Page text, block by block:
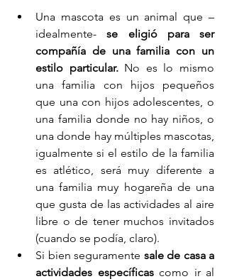
Una mascota es un animal que –
idealmente- se eligió para ser
compañía de una familia con un
estilo particular. No es lo mismo
una familia con hijos pequeños
que una con hijos adolescentes, o
una familia donde no hay niños, o
una donde hay múltiples mascotas,
igualmente si el estilo de la familia
es atlético, será muy diferente a
una familia muy hogareña de una
que gusta de las actividades al aire
libre o de tener muchos invitados
(cuando se podía, claro).
Si bien seguramente sale de casa a
actividades específicas como ir al